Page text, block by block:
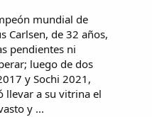
mundial de
Carlsen, de 32 años,
pendientes ni
luego de dos
y Sochi 2021,
llevar a su vitrina el
y ...